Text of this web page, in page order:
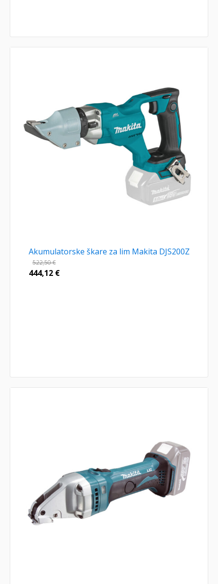
Akumulatorske škare za lim Makita DJS200Z
522,50€
444,12 €